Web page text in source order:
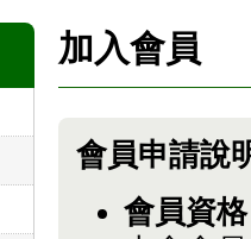
加入會員
會員申請說
會員資格